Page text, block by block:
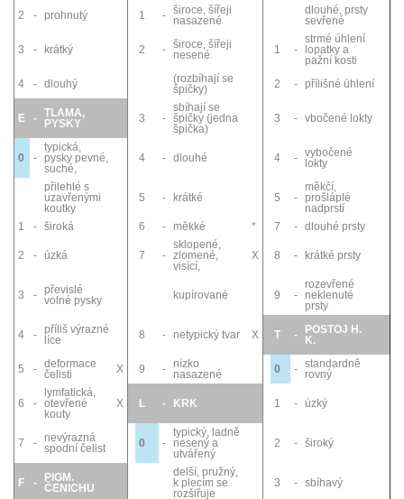
2
- prohnutý 1 - široce, šířeji
nasazené
dlouhé, prsty
sevřené
3 - krátký 2 - široce, šířeji
nesené
1 -
strmé úhlení
lopatky a
pažní kosti
4
- dlouhý
(rozbíhají se
špičky)
2 - přílišné úhlení
E - TLAMA,
PYSKY
3 -
sbíhají se
špičky (jedna
špička)
3 - vbočené lokty
0 -
typická,
pysky pevné,
suché,
4 - dlouhé 4 - vybočené
lokty
přilehlé s
uzavřenými
koutky
5 - krátké 5 -
měkčí,
prošláplé
nadprstí
1
- široká 6 - měkké * 7 - dlouhé prsty
2 - úzká 7 -
sklopené,
zlomené,
visící,
X 8 - krátké prsty
3 - převislé
volné pysky
kupírované 9 -
rozevřené
neklenuté
prsty
4 - příliš výrazné
líce
8 - netypický tvar X T -
POSTOJ H.
K.
5 - deformace
čelisti
X 9 -
nízko
nasazené
0 - standardně
rovný
6 -
lymfatická,
otevřené
kouty
X L - KRK 1 - úzký
7 -
nevýrazná
spodní čelist
0 -
typický, ladně
nesený a
utvářený
2 - široký
F -
PIGM.
ČENICHU
delší, pružný,
k plecím se
rozšiřuje
3 - sbíhavý